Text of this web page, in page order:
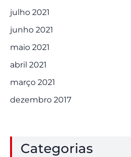
julho 2021
junho 2021
maio 2021
abril 2021
março 2021
dezembro 2017
Categorias